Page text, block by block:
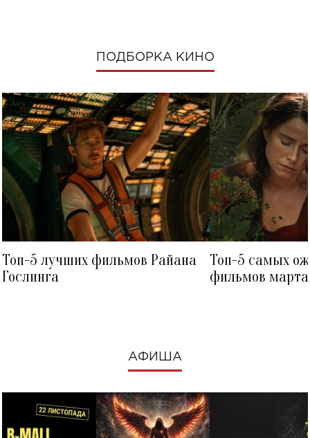
ПОДБОРКА КИНО
Топ-5 лучших фильмов Райана
Гослинга
Топ-5 самых
фильмов
АФИША